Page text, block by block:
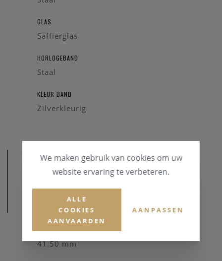
GLAS
Saffierglas
HORLOGEBAND
Staal
KLEUR BAND
Zilverkleurig
AFMETINGEN
KASTDIAMETER
41.50 mm
We maken gebruik van cookies om uw
website ervaring te verbeteren.
ALLE
COOKIES
AANVAARDEN
AANPASSEN